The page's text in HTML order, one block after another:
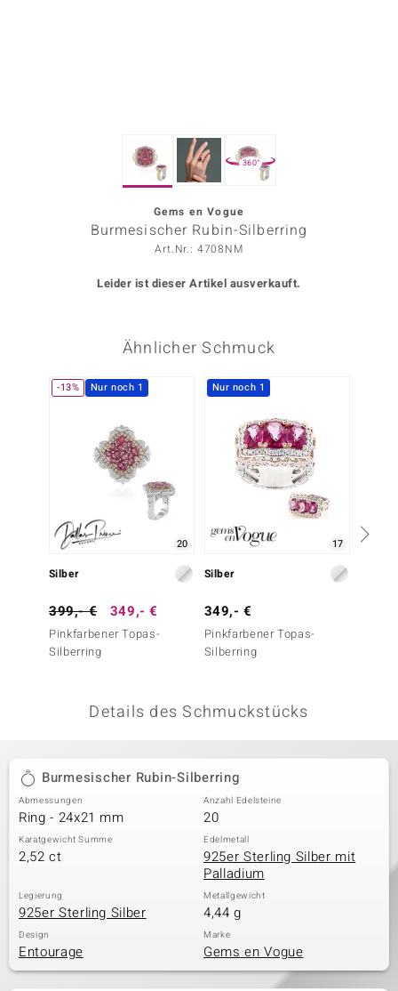
Collection
BY DE MELO
Classics
360°
Gems en Vogue
Burmesischer Rubin-Silberring
Art.Nr.: 4708NM
Leider ist dieser Artikel ausverkauft.
Ähnlicher Schmuck
-13% Nur noch 1
20
Silber
399,- € 349,- €
Pinkfarbener Topas-
Silberring
Nur noch 1
17
Silber
349,- €
Pinkfarbener Topas-
Silberring
Details des Schmuckstücks
Burmesischer Rubin-Silberring
Abmessungen
Ring - 24x21 mm
Anzahl Edelsteine
20
Karatgewicht Summe
2,52 ct
Edelmetall
925er Sterling Silber mit
Palladium
Legierung
925er Sterling Silber
Metallgewicht
4,44 g
Design
Entourage
Marke
Gems en Vogue